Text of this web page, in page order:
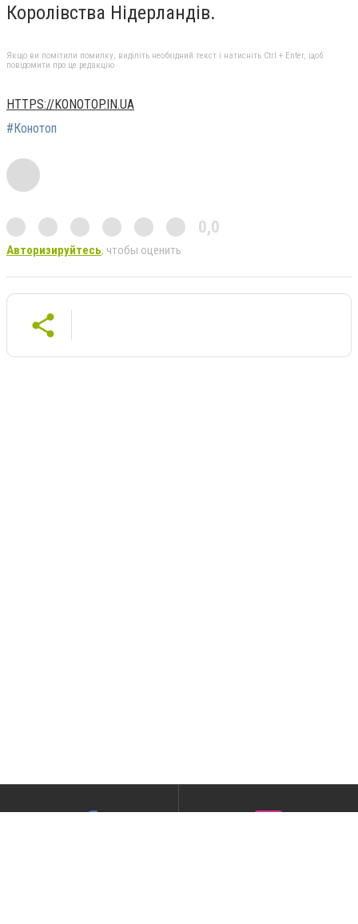
Королівства Нідерландів.
Якщо ви помітили помилку, виділіть необхідний текст і натисніть Ctrl + Enter, щоб
повідомити про це редакцію
HTTPS://KONOTOP.IN.UA
#Конотоп
0,0
Авторизируйтесь, чтобы оценить